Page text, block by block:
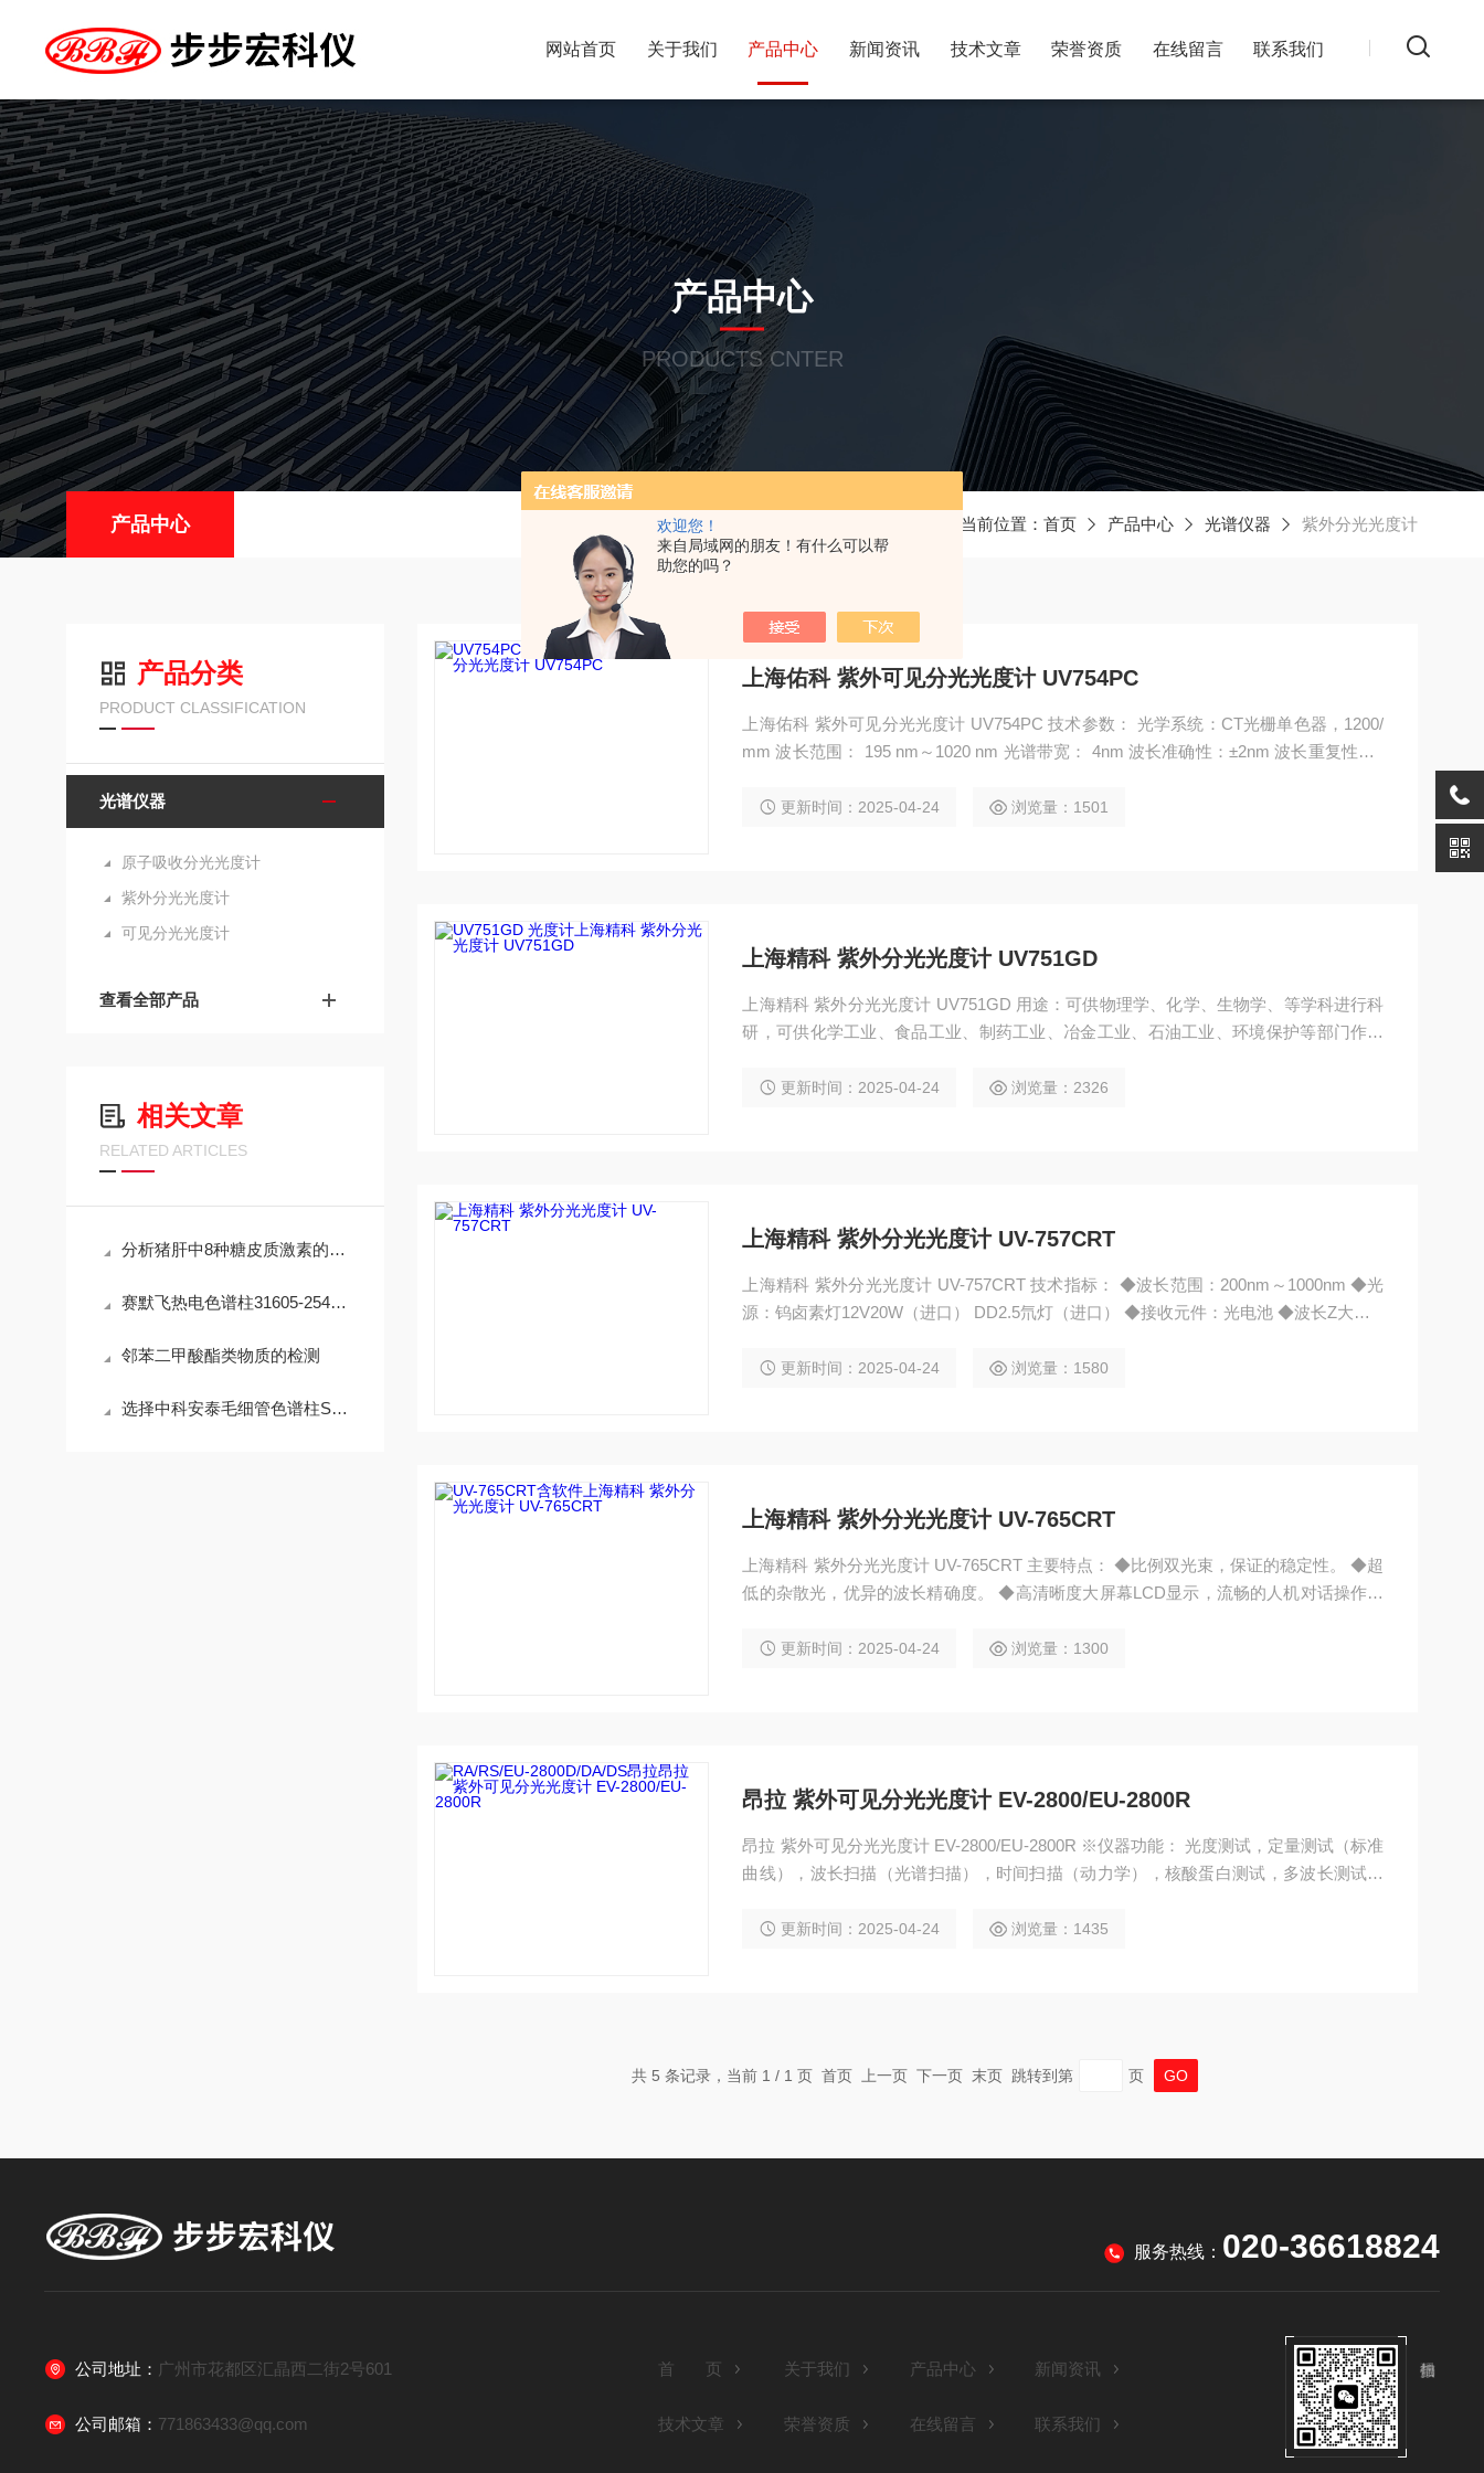
欢迎您！
来自局域网的朋友！有什么可以帮
助您的吗？
网站首页 关于我们 产品中心 新闻资讯 技术文章 荣誉资质 在线留言 联系我们
产品中心
PRODUCTS CNTER
产品中心 当前位置： 首页 产品中心 光谱仪器 紫外分光光度计
产品分类
PRODUCT CLASSIFICATION
光谱仪器
原子吸收分光光度计
紫外分光光度计
可见分光光度计
查看全部产品
相关文章
RELATED ARTICLES
分析猪肝中8种糖皮质激素的残留量
赛默飞热电色谱柱31605-254630的使用注意事项
邻苯二甲酸酯类物质的检测
选择中科安泰毛细管色谱柱SE-54时需要考虑的一些关键因素
上海佑科 紫外可见分光光度计 UV754PC
上海佑科 紫外可见分光光度计 UV754PC 技术参数： 光学系统：CT光栅单色器，1200/
mm 波长范围： 195 nm～1020 nm 光谱带宽： 4nm 波长准确性：±2nm 波长重复性：1
性：0.3%T 测量光程：100nm 杂散光：≤0.2%T（220nm处）
更新时间：2025-04-24 浏览量：1501
上海精科 紫外分光光度计 UV751GD
上海精科 紫外分光光度计 UV751GD 用途：可供物理学、化学、生物学、等学科进行科
研，可供化学工业、食品工业、制药工业、冶金工业、石油工业、环境保护等部门作精
及定量分析。 特点： ◆自动调零、自动调满度、线性回归、浓度直读。 ◆灯电源与主机
更新时间：2025-04-24 浏览量：2326
上海精科 紫外分光光度计 UV-757CRT
上海精科 紫外分光光度计 UV-757CRT 技术指标： ◆波长范围：200nm～1000nm ◆光
源：钨卤素灯12V20W（进口） DD2.5氘灯（进口） ◆接收元件：光电池 ◆波长Z大允许
nm以Nal测定和340nm处以NaNO2测定） ◆透射比测量范围：0.0%（τ）～200.0%
更新时间：2025-04-24 浏览量：1580
上海精科 紫外分光光度计 UV-765CRT
上海精科 紫外分光光度计 UV-765CRT 主要特点： ◆比例双光束，保证的稳定性。 ◆超
低的杂散光，优异的波长精确度。 ◆高清晰度大屏幕LCD显示，流畅的人机对话操作。
扫描。 ◆显示和储存各种数据和图谱，支持打印机。 ◆自动校正功能，确保每次测量数
更新时间：2025-04-24 浏览量：1300
昂拉 紫外可见分光光度计 EV-2800/EU-2800R
昂拉 紫外可见分光光度计 EV-2800/EU-2800R ※仪器功能： 光度测试，定量测试（标准
曲线），波长扫描（光谱扫描），时间扫描（动力学），核酸蛋白测试，多波长测试，
波长扫描（光谱扫描），时间扫描（动力学），核酸蛋白测试，数据处理、图谱处理、
更新时间：2025-04-24 浏览量：1435
共 5 条记录，当前 1 / 1 页 首页 上一页 下一页 末页 跳转到第 页
服务热线： 020-36618824
公司地址： 广州市花都区汇晶西二街2号601
公司邮箱： 771863433@qq.com
首 页 关于我们 产品中心 新闻资讯
技术文章 荣誉资质 在线留言 联系我们